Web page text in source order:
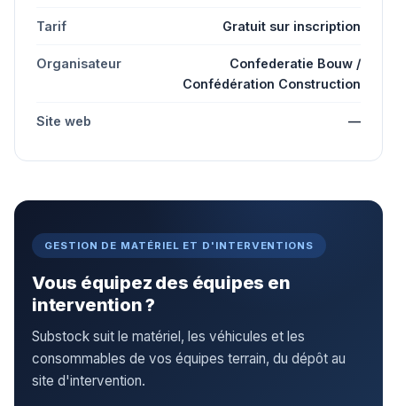
Tarif Gratuit sur inscription
Organisateur
Confederatie Bouw /
Confédération Construction
Site web —
GESTION DE MATÉRIEL ET D'INTERVENTIONS
Vous équipez des équipes en
intervention ?
Substock suit le matériel, les véhicules et les
consommables de vos équipes terrain, du dépôt au
site d'intervention.